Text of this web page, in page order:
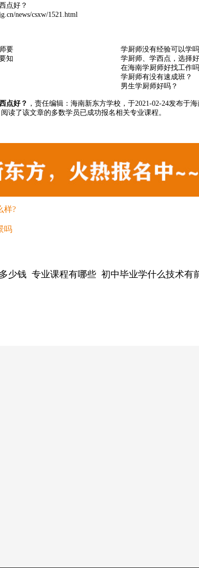
点好？
news/csxw/1521.html
要
学厨师没有经验可以学
知
学厨师、学西点，选择
在海南学厨师好找工作
学厨师有没有速成班？
男生学厨师好吗？
点好？ ，责任编辑：海南新东方学校，于2021-02-24发布于
读了该文章的多数学员已成功报名相关专业课程。
样?
吗
少钱 专业课程有哪些 初中毕业学什么技术有